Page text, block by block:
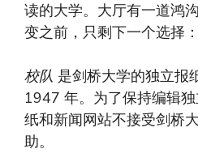
读的大学。大厅有一道鸿
变之前，只剩下一个选择
校队 是剑桥大学的独立报
1947 年。为了保持编辑
纸和新闻网站不接受剑桥
助。